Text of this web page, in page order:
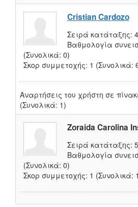
Cristian Cardozo
Σειρά κατάταξης: 4
Βαθμολογία
(Συνολικά: 0)
Σκορ συμμετοχής: 1 (Συνολικά:
Αναρτήσεις του χρήστη σε
(Συνολικά: 1)
Zoraida Carolina
Σειρά κατάταξης: 5
Βαθμολογία
(Συνολικά: 0)
Σκορ συμμετοχής: 1 (Συνολικά: